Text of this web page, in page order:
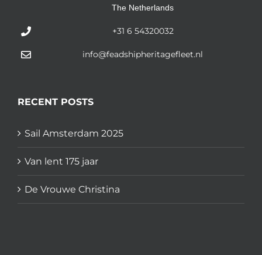
The Netherlands
+31 6 54320032
info@feadshipheritagefleet.nl
RECENT POSTS
Sail Amsterdam 2025
Van lent 175 jaar
De Vrouwe Christina